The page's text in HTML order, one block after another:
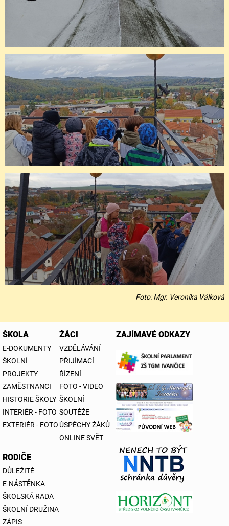
Foto: Mgr. Veronika Válková
ŠKOLA
E-DOKUMENTY
ŠKOLNÍ
PROJEKTY
ZAMĚSTNANCI
HISTORIE ŠKOLY
INTERIÉR - FOTO
EXTERIÉR - FOTO
ŽÁCI
VZDĚLÁVÁNÍ
PŘIJÍMACÍ
ŘÍZENÍ
FOTO - VIDEO
ŠKOLNÍ
SOUTĚŽE
ÚSPĚCHY ŽÁKŮ
ONLINE SVĚT
RODIČE
DŮLEŽITÉ
E-NÁSTĚNKA
ŠKOLSKÁ RADA
ŠKOLNÍ DRUŽINA
ZÁPIS
ZAJÍMAVÉ ODKAZY